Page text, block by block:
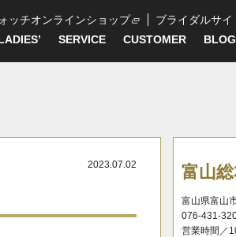
ッチオンラインショップ ブライダルサイ
SERVICE CUSTOMER BLOG
2023.07.02 富山
富山県富山
076-431-
営業時間／